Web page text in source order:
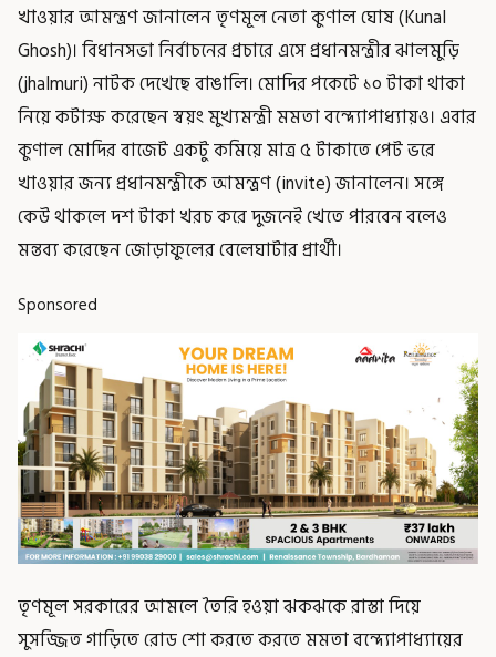
খাওয়ার আমন্ত্রণ জানালেন তৃণমূল নেতা কুণাল ঘোষ (Kunal
Ghosh)। বিধানসভা নির্বাচনের প্রচারে এসে প্রধানমন্ত্রীর ঝালমুড়ি
(jhalmuri) নাটক দেখেছে বাঙালি। মোদির পকেটে ১০ টাকা থাকা
নিয়ে কটাক্ষ করেছেন স্বয়ং মুখ্যমন্ত্রী মমতা বন্দ্যোপাধ্যায়ও। এবার
কুণাল মোদির বাজেট একটু কমিয়ে মাত্র ৫ টাকাতে পেট ভরে
খাওয়ার জন্য প্রধানমন্ত্রীকে আমন্ত্রণ (invite) জানালেন। সঙ্গে
কেউ থাকলে দশ টাকা খরচ করে দুজনেই খেতে পারবেন বলেও
মন্তব্য করেছেন জোড়াফুলের বেলেঘাটার প্রার্থী।
Sponsored
তৃণমূল সরকারের আমলে তৈরি হওয়া ঝকঝকে রাস্তা দিয়ে
সুসজ্জিত গাড়িতে রোড শো করতে করতে মমতা বন্দ্যোপাধ্যায়ের